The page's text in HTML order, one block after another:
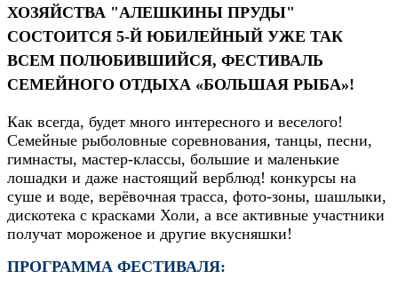
ХОЗЯЙСТВА "АЛЕШКИНЫ ПРУДЫ"
СОСТОИТСЯ 5-Й ЮБИЛЕЙНЫЙ УЖЕ ТАК
ВСЕМ ПОЛЮБИВШИЙСЯ, ФЕСТИВАЛЬ
СЕМЕЙНОГО ОТДЫХА «БОЛЬШАЯ РЫБА»!
Как всегда, будет много интересного и веселого!
Семейные рыболовные соревнования, танцы, песни,
гимнасты, мастер-классы, большие и маленькие
лошадки и даже настоящий верблюд! конкурсы на
суше и воде, верёвочная трасса, фото-зоны, шашлыки,
дискотека с красками Холи, а все активные участники
получат мороженое и другие вкусняшки!
ПРОГРАММА ФЕСТИВАЛЯ: